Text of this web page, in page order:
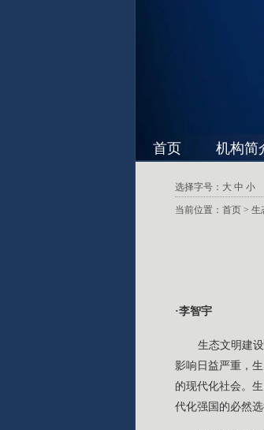
首页 机构简
选择字号： 大 中 小
当前位置： 首页 > 生
·李智宇
生态文明建
影响日益严重，
的现代化社会。
代化强国的必然选